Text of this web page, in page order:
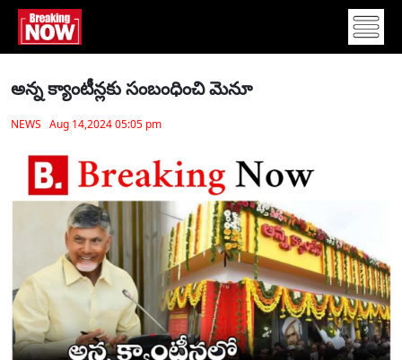
అన్న క్యాంటీన్లకు సంబంధించి మెనూ
NEWS Aug 14,2024 05:05 pm